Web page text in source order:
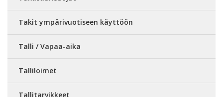
Takit ympärivuotiseen käyttöön
Talli / Vapaa-aika
Talliloimet
Tallitarvikkeet